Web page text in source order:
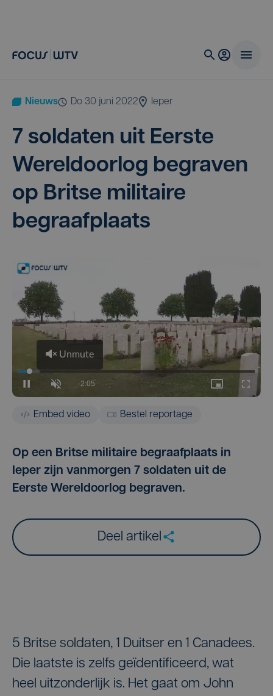
Nieuws do 30 juni 2022 Ieper
7 sol­da­ten uit Eer­ste
Wereld­oor­log begra­ven
op Brit­se mili­tai­re
begraafplaats
Embed video Bestel reportage
Op een Britse militaire begraafplaats in
Ieper zijn vanmorgen 7 soldaten uit de
Eerste Wereldoorlog begraven.
Deel artikel
5 Britse soldaten, 1 Duitser en 1 Canadees.
Die laatste is zelfs geïdentificeerd, wat
heel uitzonderlijk is. Het gaat om John